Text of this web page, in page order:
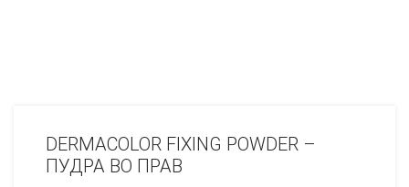
DERMACOLOR FIXING POWDER –
ПУДРА ВО ПРАВ